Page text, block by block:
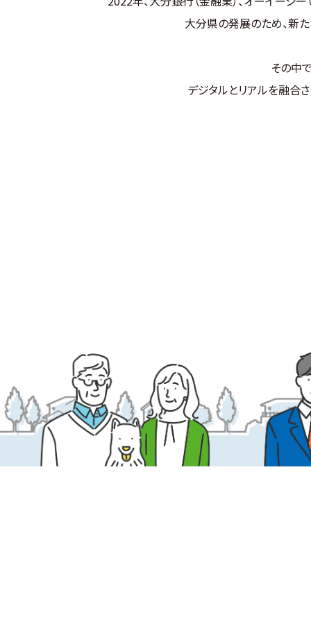
大分県の発展のため、新
その中
デジタルとリアルを融合